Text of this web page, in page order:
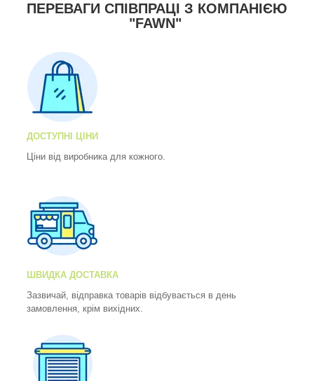
ПЕРЕВАГИ СПІВПРАЦІ З КОМПАНІЄЮ
"FAWN"
ДОСТУПНІ ЦІНИ
Ціни від виробника для кожного.
ШВИДКА ДОСТАВКА
Зазвичай, відправка товарів відбувається в день
замовлення, крім вихідних.